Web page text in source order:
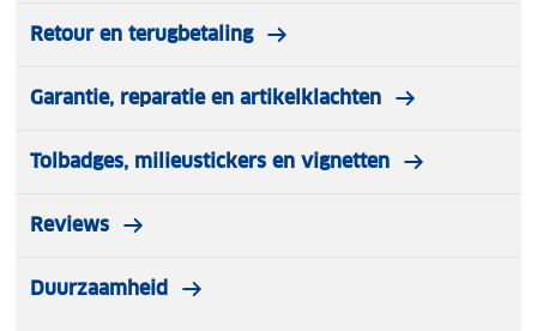
Retour en terugbetaling
Garantie, reparatie en artikelklachten
Tolbadges, milieustickers en vignetten
Reviews
Duurzaamheid